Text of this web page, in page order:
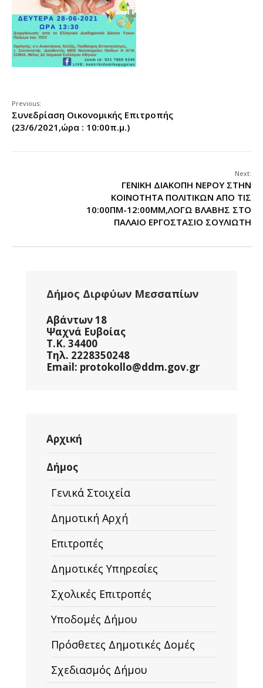
Previous:
Συνεδρίαση Οικονομικής Επιτροπής
(23/6/2021,ώρα : 10:00π.μ.)
Next:
ΓΕΝΙΚΗ ΔΙΑΚΟΠΗ ΝΕΡΟΥ ΣΤΗΝ
ΚΟΙΝΟΤΗΤΑ ΠΟΛΙΤΙΚΩΝ ΑΠΟ ΤΙΣ
10:00ΠΜ-12:00ΜΜ,ΛΟΓΩ ΒΛΑΒΗΣ ΣΤΟ
ΠΑΛΑΙΟ ΕΡΓΟΣΤΑΣΙΟ ΣΟΥΛΙΩΤΗ
Δήμος Διρφύων Μεσσαπίων
Αβάντων 18
Ψαχνά Ευβοίας
Τ.Κ. 34400
Τηλ. 2228350248
Email: protokollo@ddm.gov.gr
Αρχική
Δήμος
Γενικά Στοιχεία
Δημοτική Αρχή
Επιτροπές
Δημοτικές Υπηρεσίες
Σχολικές Επιτροπές
Υποδομές Δήμου
Πρόσθετες Δημοτικές Δομές
Σχεδιασμός Δήμου